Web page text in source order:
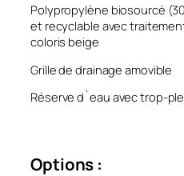
Polypropylène biosourcé
et recyclable avec
coloris beige
Grille de drainage amovible
Réserve d´eau avec trop-
Options :